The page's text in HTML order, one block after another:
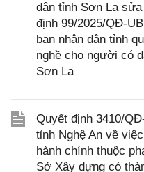
dân tỉnh Sơn La
định 99/2025/QĐ-
ban nhân dân tỉnh
nghề cho người có
Sơn La
Quyết định 3410/
tỉnh Nghệ An về
hành chính thuộc
Sở Xây dựng có